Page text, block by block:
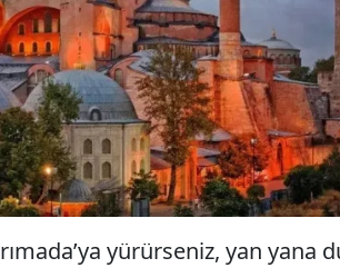
yürürseniz, yan yana